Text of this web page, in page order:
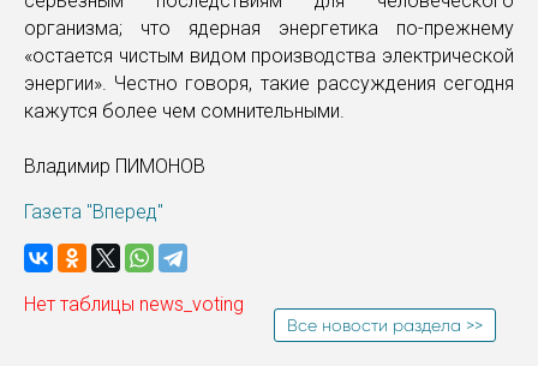
организма; что ядерная энергетика по-прежнему
«остается чистым видом производства электрической
энергии». Честно говоря, такие рассуждения сегодня
кажутся более чем сомнительными.
Владимир ПИМОНОВ
Газета "Вперед"
Нет таблицы news_voting
Все новости раздела >>